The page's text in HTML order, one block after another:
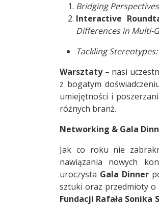
Bridging
Interactive
Differences in Multi-
Tackling
Warsztaty – nasi
z bogatym
umiejętności i
różnych branż.
Networking & Gala
Jak co roku nie
nawiązania nowych
uroczysta Gala Dinner
sztuki oraz przedmioty o
Fundacji Rafała Sonika